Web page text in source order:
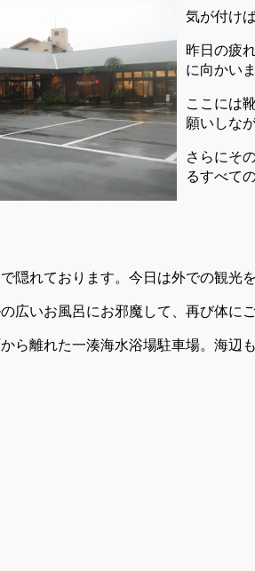
気が付け
昨日の疲
に向かいま
ここには
願いしな
さらにそ
るすべて
隠れております。今日は外での観光
広いお風呂にお邪魔して、再び体に
ら離れた一湊海水浴場駐車場。海辺